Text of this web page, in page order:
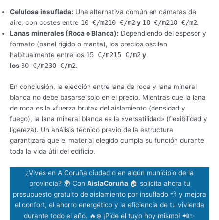
Celulosa insuflada: Una alternativa común en cámaras de
aire, con costes entre 10 €/m210 €/m2y 18 €/m218 €/m2.
Lanas minerales (Roca o Blanca): Dependiendo del espesor y
formato (panel rígido o manta), los precios oscilan
habitualmente entre los 15 €/m215 €/m2y
los 30 €/m230 €/m2.
En conclusión, la elección entre lana de roca y lana mineral
blanca no debe basarse solo en el precio. Mientras que la lana
de roca es la «fuerza bruta» del aislamiento (densidad y
fuego), la lana mineral blanca es la «versatilidad» (flexibilidad y
ligereza). Un análisis técnico previo de la estructura
garantizará que el material elegido cumpla su función durante
toda la vida útil del edificio.
¿Vives en A Coruña ciudad o en algún municipio de la
provincia? 🌍 Con AislaCoruña🏠 solicita ahora tu
presupuesto gratuito de aislamiento por insuflado 💨 y mejora
el confort, el ahorro energético y la eficiencia de tu vivienda
durante todo el año. 🔥❄️ ¡Pide el tuyo hoy mismo! 📲✨